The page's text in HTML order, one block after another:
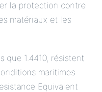
la protection contre
matériaux et les
que 1.4410, résistent
maritimes
Equivalent